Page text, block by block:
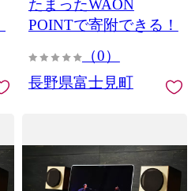
たまったWAON
POINTで寄附できる！
（0）
長野県富士見町